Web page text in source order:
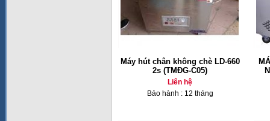
Máy hút chân không chè LD-660
2s (TMĐG-C05)
Liên hệ
Bảo hành : 12 tháng